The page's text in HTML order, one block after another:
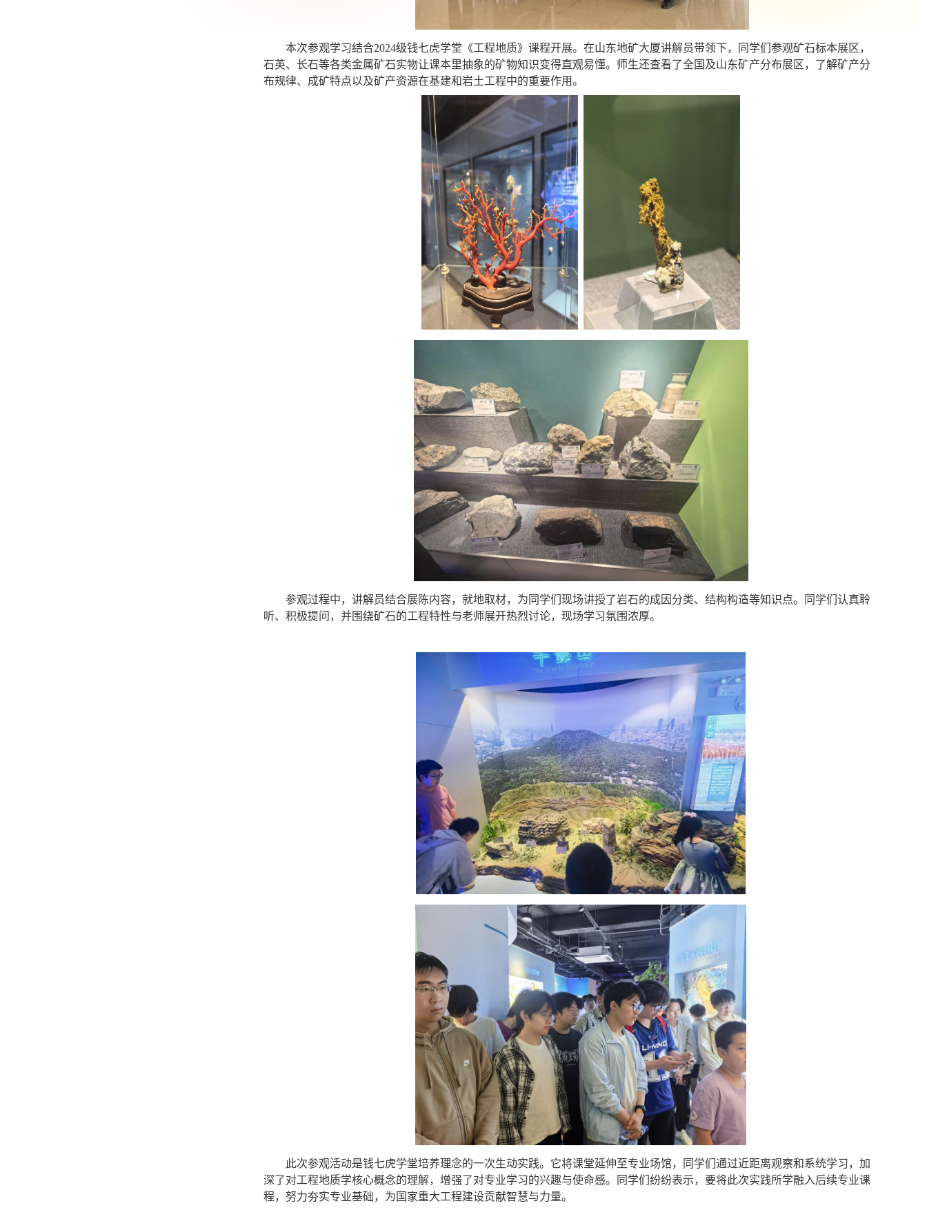
本次参观学习结合2024级钱七虎学堂《工程地质》课程开展。在山东地矿大厦讲解员带领下，同学们参观矿石标本展区，
石英、长石等各类金属矿石实物让课本里抽象的矿物知识变得直观易懂。师生还查看了全国及山东矿产分布展区， 了解矿产分
布规律、成矿特点以及矿产资源在基建和岩土工程中的重要作用。
参观过程中，讲解员结合展陈内容，就地取材，为同学们现场讲授了岩石的成因分类、结构构造等知识点。同学们认真聆
听、 积极提问， 并围绕矿石的工程特性与老师展开热烈讨论，现场学习氛围浓厚。
此次参观活动是钱七虎学堂培养理念的一次生动实践。它将课堂延伸至专业场馆，同学们通过近距离观察和系统学习，加
深了对工程地质学核心概念的理解，增强了对专业学习的兴趣与使命感。同学们纷纷表示，要将此次实践所学融入后续专业课
程，努力夯实专业基础，为国家重大工程建设贡献智慧与力量。